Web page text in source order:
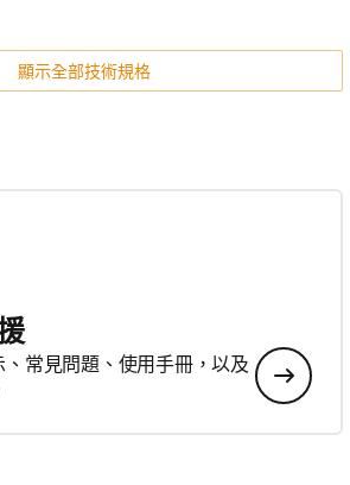
顯示全部技術規格
常見問題、使用手冊，以及